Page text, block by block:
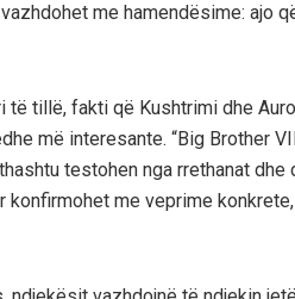
me hamendësime: ajo
të tillë, fakti që Kushtrimi dhe
më interesante. “Big Brother
testohen nga rrethanat
me veprime